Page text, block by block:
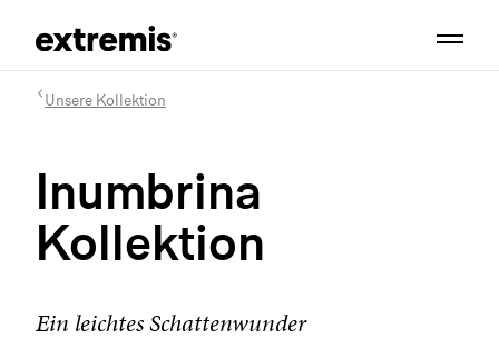
Unsere Kollektion
Inumbrina
Kollektion
Ein leichtes Schattenwunder